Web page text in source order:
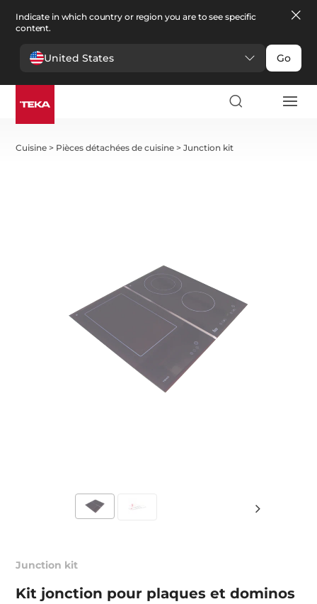
Indicate in which country or region you are to see specific
content.
United States Go
Cuisine > Pièces détachées de cuisine >Junction kit
Junction kit
Kit jonction pour plaques et dominos